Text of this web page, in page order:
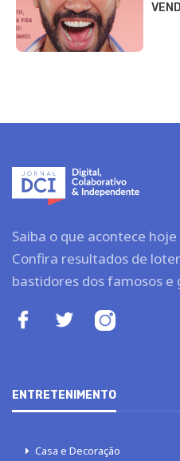
POLÍTICA DE PRIVACIDADE